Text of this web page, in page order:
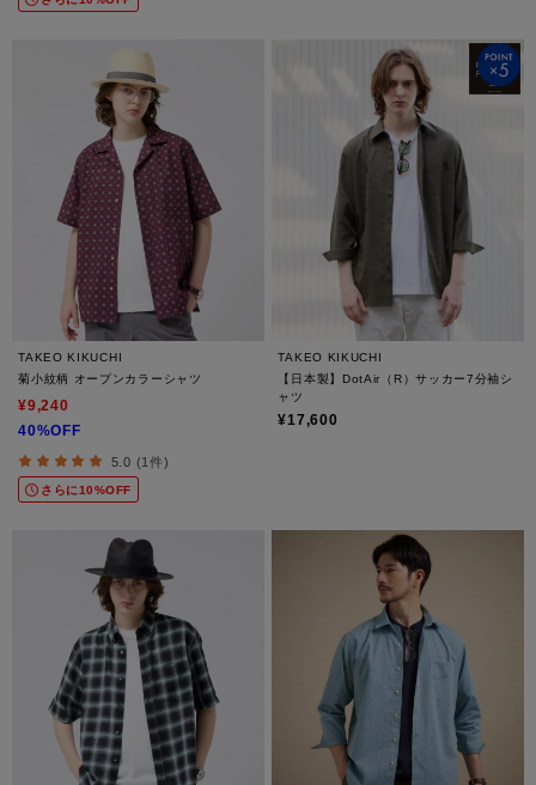
TAKEO KIKUCHI
菊小紋柄 オープンカラーシャツ
¥9,240
40%OFF
5.0 (1件)
さらに10%OFF
TAKEO KIKUCHI
【日本製】DotAir（R）サッカー7分袖シ
ャツ
¥17,600